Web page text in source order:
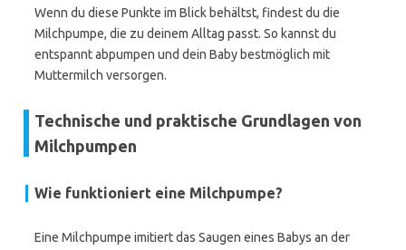
Wenn du diese Punkte im Blick behältst, findest du die
Milchpumpe, die zu deinem Alltag passt. So kannst du
entspannt abpumpen und dein Baby bestmöglich mit
Muttermilch versorgen.
Technische und praktische Grundlagen von
Milchpumpen
Wie funktioniert eine Milchpumpe?
Eine Milchpumpe imitiert das Saugen eines Babys an der